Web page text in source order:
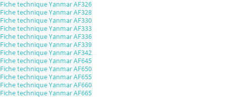
Fiche technique Yanmar AF326
Fiche technique Yanmar AF328
Fiche technique Yanmar AF330
Fiche technique Yanmar AF333
Fiche technique Yanmar AF336
Fiche technique Yanmar AF339
Fiche technique Yanmar AF342
Fiche technique Yanmar AF645
Fiche technique Yanmar AF650
Fiche technique Yanmar AF655
Fiche technique Yanmar AF660
Fiche technique Yanmar AF665